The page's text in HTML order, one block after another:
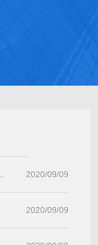
2020/09/09
2020/09/09